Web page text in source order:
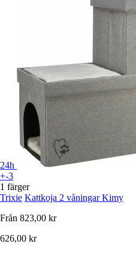
24h
+-3
1 färger
Trixie Kattkoja 2 våningar Kimy
Från 823,00 kr
626,00 kr